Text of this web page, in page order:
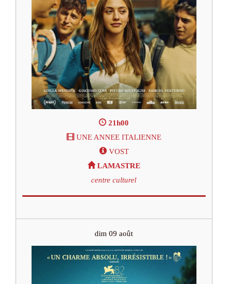
21h00
UNE ANNEE ITALIENNE
VOST
LAMASTRE
centre culturel
dim 09 août